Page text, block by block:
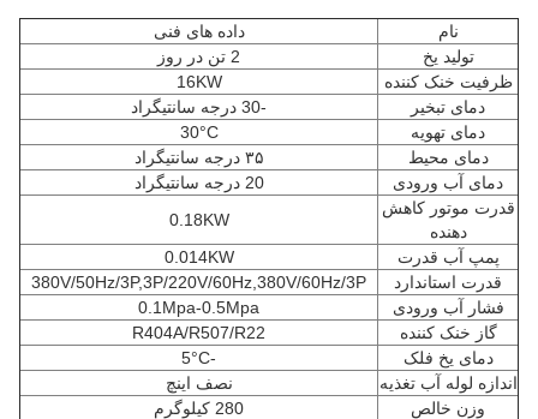
نام
داده های فنی
تولید یخ
2 تن در روز
ظرفیت خنک کننده
16KW
دمای تبخیر
-30 درجه سانتیگراد
دمای تهویه
30°C
دمای محیط
۳۵ درجه سانتیگراد
دمای آب ورودی
20 درجه سانتیگراد
قدرت موتور کاهش
دهنده
0.18KW
پمپ آب قدرت
0.014KW
قدرت استاندارد
380V/50Hz/3P,3P/220V/60Hz,380V/60Hz/3P
فشار آب ورودی
0.1Mpa-0.5Mpa
گاز خنک کننده
R404A/R507/R22
دمای یخ فلک
-5°C
اندازه لوله آب تغذیه
نصف اینچ
وزن خالص
280 کیلوگرم